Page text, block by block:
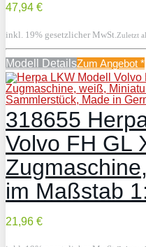
47,94 €
inkl. 19% gesetzlicher MwSt. Zuletzt
Modell DetailsZum Angebot *
318655
Volvo FH GL
im Maßstab
21,96 €